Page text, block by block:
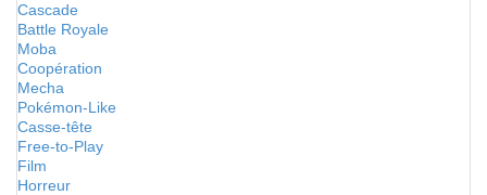
Cascade
Battle Royale
Moba
Coopération
Mecha
Pokémon-Like
Casse-tête
Free-to-Play
Film
Horreur